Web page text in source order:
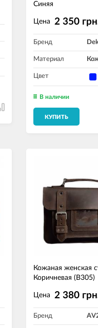
Синяя
Цена 2 350
Бренд
Материал
Цвет
В наличии
КУПИТЬ
Кожаная женская
Коричневая (B305)
Цена 2 380
Бренд